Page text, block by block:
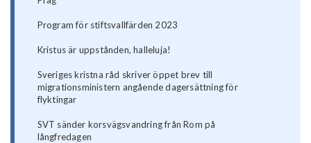
Program för stiftsvallfärden 2023
Kristus är uppstånden, halleluja!
Sveriges kristna råd skriver öppet brev till
migrationsministern angående dagersättning för
flyktingar
SVT sänder korsvägsvandring från Rom på
långfredagen